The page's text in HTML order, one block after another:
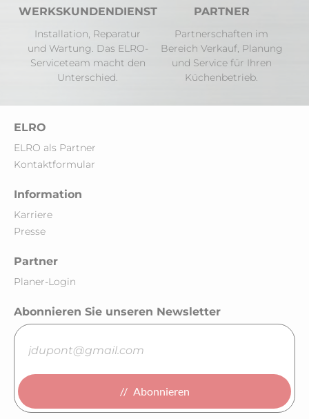
WERKSKUNDENDIENST
Installation, Reparatur
und Wartung. Das ELRO-
Serviceteam macht den
Unterschied.
PARTNER
Partnerschaften im
Bereich Verkauf, Planung
und Service für Ihren
Küchenbetrieb.
ELRO
ELRO als Partner
Kontaktformular
Information
Karriere
Presse
Partner
Planer-Login
Abonnieren Sie unseren Newsletter
Abonnieren